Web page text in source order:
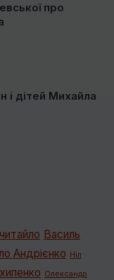
про
і дітей Михайла
Василь
Андрієнко Ніл
Олександр